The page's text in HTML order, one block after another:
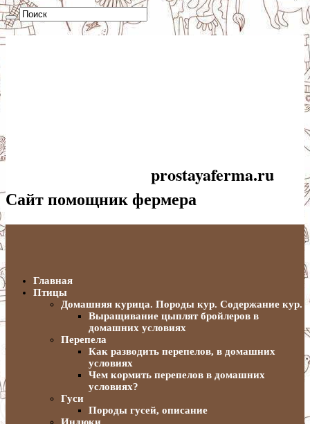
prostayaferma.ru
Сайт помощник фермера
Главная
Птицы
Домашняя курица. Породы кур. Содержание кур.
Выращивание цыплят бройлеров в
домашних условиях
Перепела
Как разводить перепелов, в домашних
условиях
Чем кормить перепелов в домашних
условиях?
Гуси
Породы гусей, описание